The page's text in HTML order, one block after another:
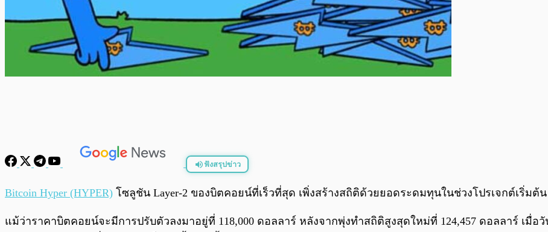
ฟังสรุปข่าว
พร้อมเล่น
Bitcoin Hyper (HYPER) โซลูชัน Layer-2 ของบิตคอยน์ที่เร็วที่สุด เพิ่งสร้างสถิติด้วยยอดระดมทุนในช่วงโปรเจกต์เริ่มต้
แม้ว่าราคาบิตคอยน์จะมีการปรับตัวลงมาอยู่ที่ 118,000 ดอลลาร์ หลังจากพุ่งทำสถิติสูงสุดใหม่ที่ 124,457 ดอลลาร์ เมื่